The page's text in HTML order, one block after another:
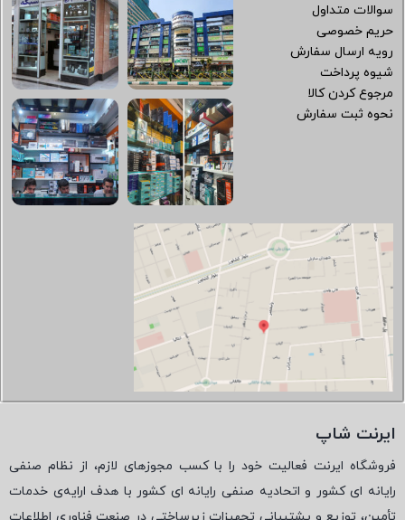
سوالات متداول
حریم خصوصی
رویه ارسال سفارش
شیوه پرداخت
مرجوع کردن کالا
نحوه ثبت سفارش
ایرنت شاپ
فروشگاه ایرنت فعالیت خود را با کسب مجوزهای لازم، از نظام صنفی
رایانه ای کشور و اتحادیه صنفی رایانه ای کشور با هدف ارایه‌ی خدمات